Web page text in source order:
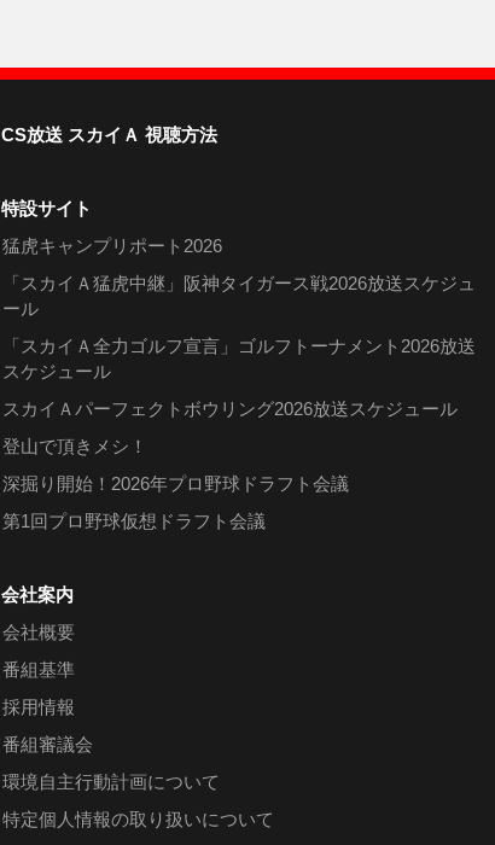
CS放送 スカイＡ 視聴方法
特設サイト
猛虎キャンプリポート2026
「スカイＡ猛虎中継」阪神タイガース戦2026放送スケジュ
ール
「スカイＡ全力ゴルフ宣言」ゴルフトーナメント2026放送
スケジュール
スカイＡパーフェクトボウリング2026放送スケジュール
登山で頂きメシ！
深掘り開始！2026年プロ野球ドラフト会議
第1回プロ野球仮想ドラフト会議
会社案内
会社概要
番組基準
採用情報
番組審議会
環境自主行動計画について
特定個人情報の取り扱いについて